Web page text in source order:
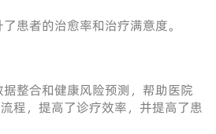
患者的治愈率和治疗满意度。
整合和健康风险预测，帮助医院
程，提高了诊疗效率，并提高了患